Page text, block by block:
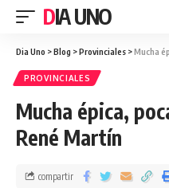
DIA UNO
Dia Uno >Blog >Provinciales >Mucha
PROVINCIALES
Mucha épica,
René Martín
compartir